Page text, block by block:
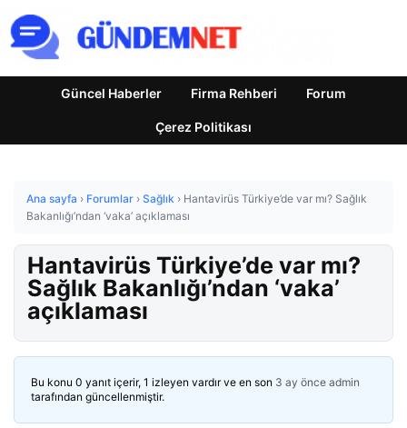
Güncel Haberler Firma Rehberi Forum
Çerez Politikası
Ana sayfa › Forumlar › Sağlık › Hantavirüs Türkiye’de var mı? Sağlık
Bakanlığı’ndan ‘vaka’ açıklaması
Hantavirüs Türkiye’de var mı?
Sağlık Bakanlığı’ndan ‘vaka’
açıklaması
Bu konu 0 yanıt içerir, 1 izleyen vardır ve en son 3 ay önce admin
tarafından güncellenmiştir.